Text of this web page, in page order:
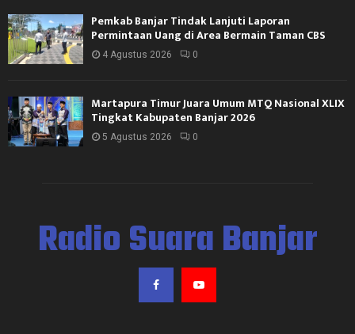
Pemkab Banjar Tindak Lanjuti Laporan
Permintaan Uang di Area Bermain Taman CBS
4 Agustus 2026 0
Martapura Timur Juara Umum MTQ Nasional XLIX
Tingkat Kabupaten Banjar 2026
5 Agustus 2026 0
Radio Suara Banjar